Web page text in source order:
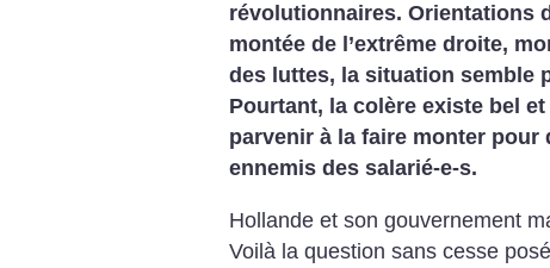
révolutionnaires. Orientations
montée de l’extrême droite,
des luttes, la situation semble
Pourtant, la colère existe bel
parvenir à la faire monter pour
ennemis des salarié-e-s.
Hollande et son gouvernement
Voilà la question sans cesse